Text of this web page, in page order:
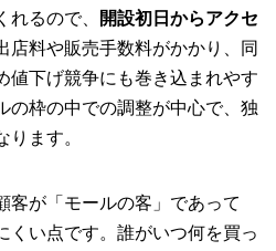
るので、
開設初日からアクセ
店料や販売手数料がかかり、同
値下げ競争にも巻き込まれやす
の枠の中での調整が中心で、独
ります。
客が「モールの客」であって
くい点です。誰がいつ何を買っ